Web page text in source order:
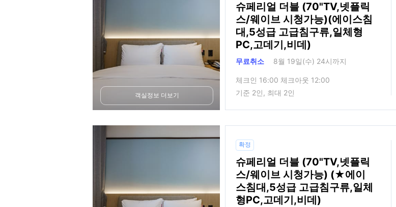
객실정보 더보기
슈페리얼 더블 (70"TV,넷플릭
스/웨이브 시청가능)(에이스침
대,5성급 고급침구류,일체형
PC,고데기,비데)
무료취소 8월 19일(수) 24시까지
체크인 16:00 체크아웃 12:00
기준 2인, 최대 2인
확정
슈페리얼 더블 (70"TV,넷플릭
스/웨이브 시청가능) (★에이
스침대,5성급 고급침구류,일체
형PC,고데기,비데)